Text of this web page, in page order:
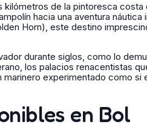
kilómetros de la pintoresca
hacia una aventura
Horn), este destino
durante siglos, como lo
los palacios renacentistas
marinero experimentado como
en Bol